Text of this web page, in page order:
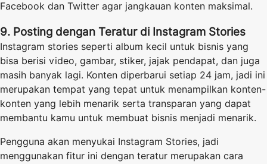
Facebook dan Twitter agar jangkauan konten maksimal.
9. Posting dengan Teratur di Instagram Stories
Instagram stories seperti album kecil untuk bisnis yang
bisa berisi video, gambar, stiker, jajak pendapat, dan juga
masih banyak lagi. Konten diperbarui setiap 24 jam, jadi ini
merupakan tempat yang tepat untuk menampilkan konten-
konten yang lebih menarik serta transparan yang dapat
membantu kamu untuk membuat bisnis menjadi menarik.
Pengguna akan menyukai Instagram Stories, jadi
menggunakan fitur ini dengan teratur merupakan cara